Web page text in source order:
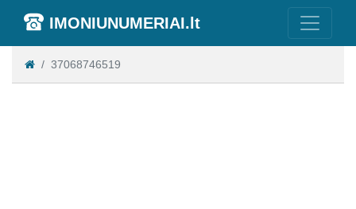
IMONIUNUMERIAI.lt
37068746519